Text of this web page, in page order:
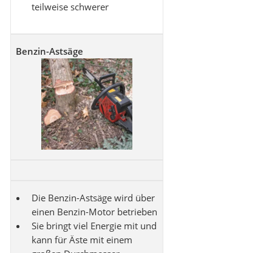
teilweise schwerer
Benzin-Astsäge
Die Benzin-Astsäge wird über
einen Benzin-Motor betrieben
Sie bringt viel Energie mit und
kann für Äste mit einem